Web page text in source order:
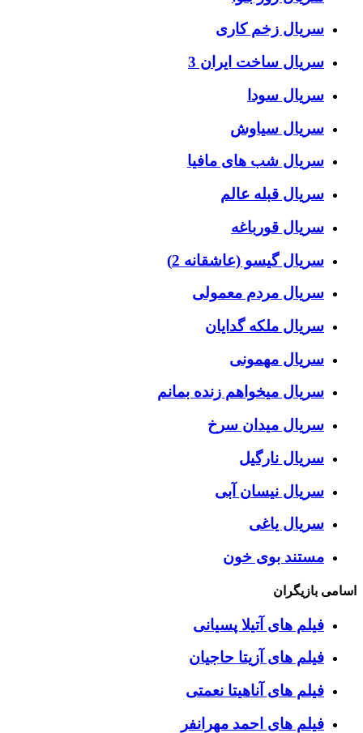
سریال زخم کاری
سریال ساخت ایران 3
سریال سودا
سریال سیاوش
سریال شب های مافیا
سریال قبله عالم
سریال قورباغه
سریال گیسو (عاشقانه 2)
سریال مردم معمولی
سریال ملکه گدایان
سریال مهمونی
سریال میخواهم زنده بمانم
سریال میدان سرخ
سریال نارگیل
سریال نیسان آبی
سریال یاغی
مستند بوی خون
اسامی بازیگران
فیلم های آتیلا پسیانی
فیلم های آزیتا حاجیان
فیلم های آناهیتا نعمتی
فیلم های احمد مهرانفر